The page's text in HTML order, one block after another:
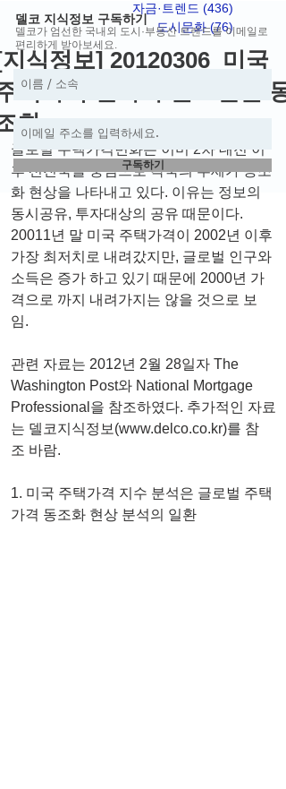
자금·트렌드 (436)
도시문화 (76)게시물 76
식정보] 20120306_미국
택가격 변화와 글로벌은 동
화
글로벌 주택가격변화는 이미 2차 대전 이
후 선진국을 중심으로 각국의 추세가 동조
화 현상을 나타내고 있다. 이유는 정보의
동시공유, 투자대상의 공유 때문이다.
20011년 말 미국 주택가격이 2002년 이후
가장 최저치로 내려갔지만, 글로벌 인구와
소득은 증가 하고 있기 때문에 2000년 가
격으로 까지 내려가지는 않을 것으로 보
임.
관련 자료는 2012년 2월 28일자 The
Washington Post와 National Mortgage
Professional을 참조하였다. 추가적인 자료
는 델코지식정보(www.delco.co.kr)를 참
조 바람.
1. 미국 주택가격 지수 분석은 글로벌 주택
가격 동조화 현상 분석의 일환
델코 지식정보 구독하기
델코가 엄선한 국내외 도시·부동산 트렌드를 이메일로
편리하게 받아보세요.
구독하기